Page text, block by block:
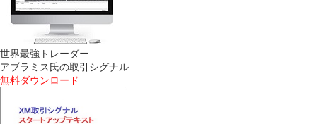
世界最強トレーダー
アブラミス氏の取引シグナル
無料ダウンロード